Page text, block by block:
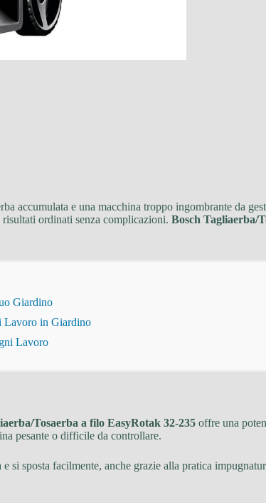
accumulata e una macchina troppo ingombrante da
ordinati senza complicazioni. Bosch Tagliaerba/
Giardino
Lavoro in Giardino
Lavoro
Tosaerba a filo EasyRotak 32-235 offre una
pesante o difficile da controllare.
si sposta facilmente, anche grazie alla pratica